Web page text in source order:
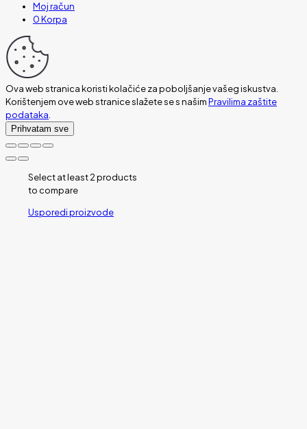
Moj račun
0Korpa
Ova web stranica koristi kolačiće za poboljšanje vašeg iskustva.
Korištenjem ove web stranice slažete se s našimPravilima zaštite
podataka.
Prihvatam sve
Select at least 2 products
to compare
Usporedi proizvode